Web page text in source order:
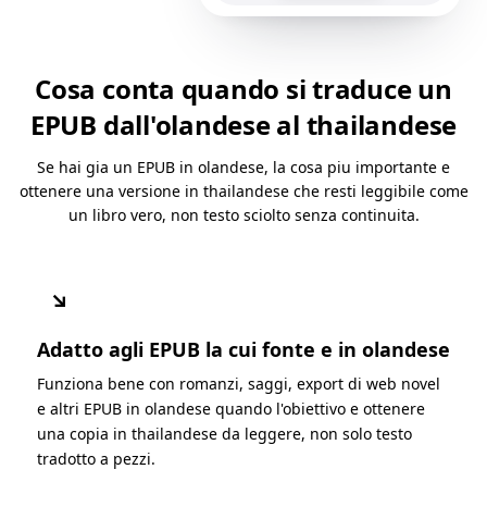
Cosa conta quando si traduce un
EPUB dall'olandese al thailandese
Se hai gia un EPUB in olandese, la cosa piu importante e
ottenere una versione in thailandese che resti leggibile come
un libro vero, non testo sciolto senza continuita.
↘
Adatto agli EPUB la cui fonte e in olandese
Funziona bene con romanzi, saggi, export di web novel
e altri EPUB in olandese quando l'obiettivo e ottenere
una copia in thailandese da leggere, non solo testo
tradotto a pezzi.